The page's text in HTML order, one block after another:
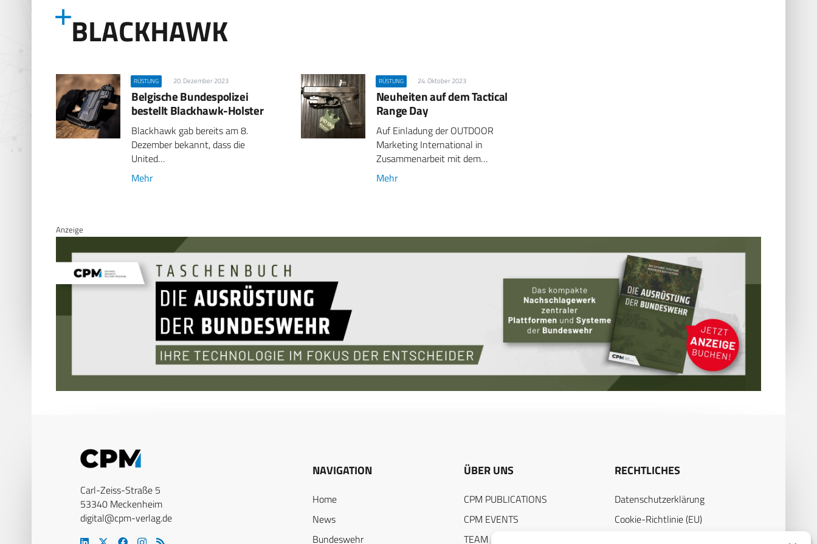
BLACKHAWK
RÜSTUNG 20. Dezember 2023
Belgische Bundespolizei
bestellt Blackhawk-Holster
Blackhawk gab bereits am 8.
Dezember bekannt, dass die
United…
Mehr
RÜSTUNG 24. Oktober 2023
Neuheiten auf dem Tactical
Range Day
Auf Einladung der OUTDOOR
Marketing International in
Zusammenarbeit mit dem…
Mehr
Anzeige
Carl-Zeiss-Straße 5
53340 Meckenheim
digital@cpm-verlag.de
NAVIGATION
Home
News
Bundeswehr
ÜBER UNS
CPM PUBLICATIONS
CPM EVENTS
TEAM
RECHTLICHES
Datenschutzerklärung
Cookie-Richtlinie (EU)